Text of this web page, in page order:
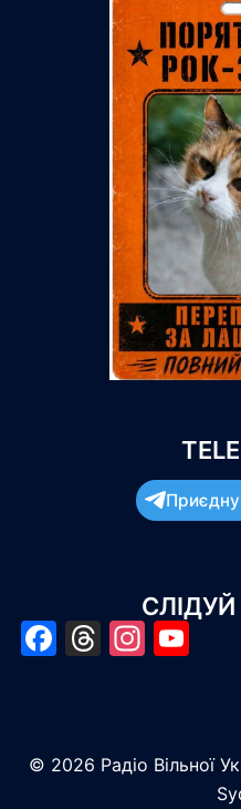
Facebook
Threads
© 2026 Радіо Вільної